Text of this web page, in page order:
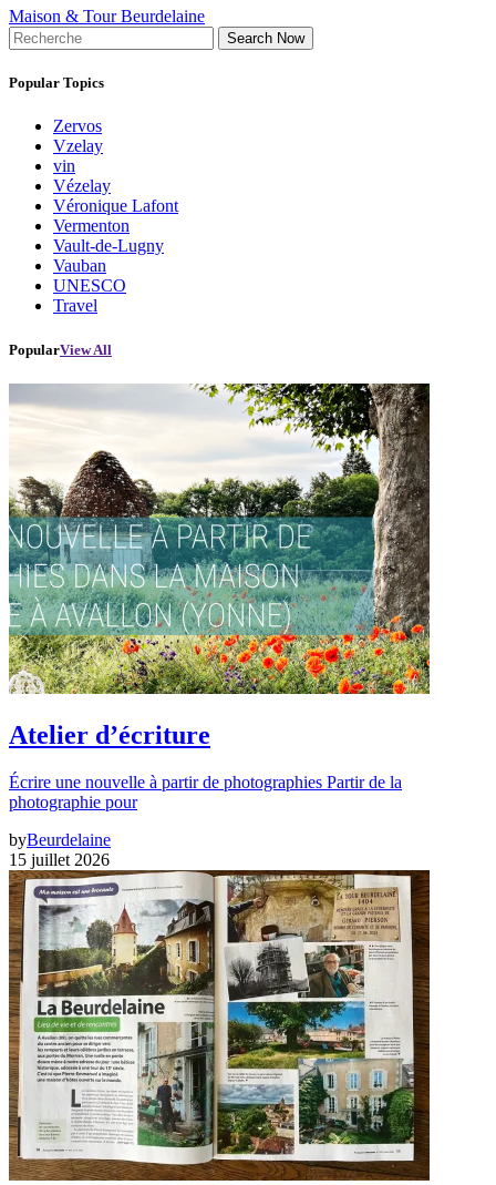
Maison & Tour Beurdelaine
Search Now
Popular Topics
Zervos
Vzelay
vin
Vézelay
Véronique Lafont
Vermenton
Vault-de-Lugny
Vauban
UNESCO
Travel
PopularView All
Atelier d’écriture
Écrire une nouvelle à partir de photographies Partir de la
photographie pour
byBeurdelaine
15 juillet 2026